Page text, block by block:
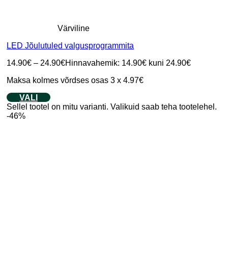
Värviline
LED Jõulutuled valgusprogrammita
14.90€ – 24.90€Hinnavahemik: 14.90€ kuni 24.90€
Maksa kolmes võrdses osas 3 x 4.97€
VALI
Sellel tootel on mitu varianti. Valikuid saab teha tootelehel.
-46%